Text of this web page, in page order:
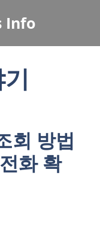
Info
회 방법
화 확